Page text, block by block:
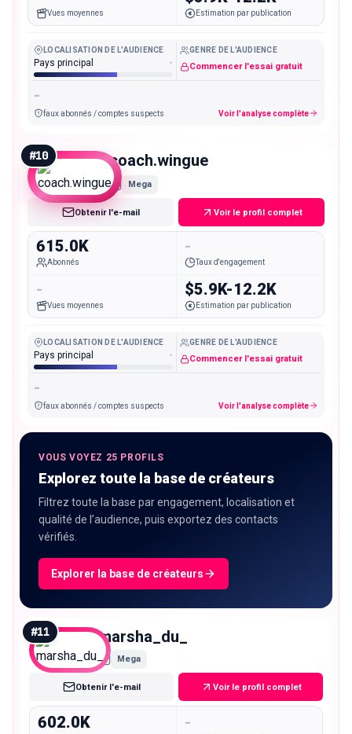
Vues moyennes Estimation par publication
LOCALISATION DE L'AUDIENCE
Pays principal -
GENRE DE L'AUDIENCE
Commencer l'essai gratuit
-
faux abonnés / comptes suspects Voir l'analyse complète
#10 coach.wingue
Mega
Obtenir l'e-mail Voir le profil complet
615.0K
Abonnés
-
Taux d'engagement
-
Vues moyennes
$5.9K-12.2K
Estimation par publication
LOCALISATION DE L'AUDIENCE
Pays principal -
GENRE DE L'AUDIENCE
Commencer l'essai gratuit
-
faux abonnés / comptes suspects Voir l'analyse complète
VOUS VOYEZ 25 PROFILS
Explorez toute la base de créateurs
Filtrez toute la base par engagement, localisation et
qualité de l’audience, puis exportez des contacts
vérifiés.
Explorer la base de créateurs
#11 marsha_du_
Mega
Obtenir l'e-mail Voir le profil complet
602.0K -